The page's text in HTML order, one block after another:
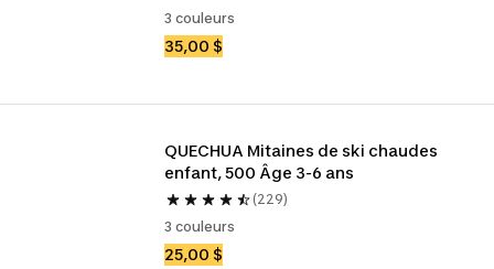
3 couleurs
35,00 $
QUECHUA Mitaines de ski chaudes
enfant, 500 Âge 3-6 ans
(229)
3 couleurs
25,00 $